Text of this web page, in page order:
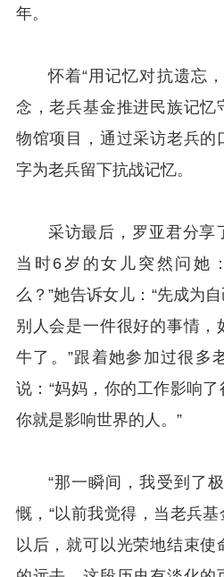
年。
怀着“用记忆对抗遗忘
念，老兵基金推进民族记忆
物馆项目，通过采访老兵的
字为老兵留下抗战记忆。
采访最后，罗亚君分享
当时6岁的女儿突然问她
么？”她告诉女儿：“先成为
别人会是一件很好的事情，
牛了。”跟着她参加过很多
说：“妈妈，你的工作影响了
你就是影响世界的人。”
“那一瞬间，我受到了
慨，“以前我觉得，当老兵
以后，就可以光荣地结束